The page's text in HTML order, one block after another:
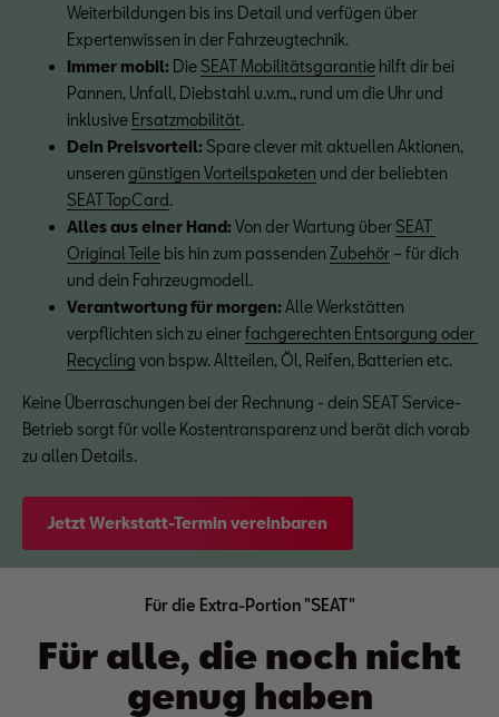
Weiterbildungen bis ins Detail und verfügen über
Expertenwissen in der Fahrzeugtechnik.
Immer mobil: Die SEAT Mobilitätsgarantie hilft dir bei
Pannen, Unfall, Diebstahl u.v.m., rund um die Uhr und
inklusive Ersatzmobilität.
Dein Preisvorteil: Spare clever mit aktuellen Aktionen,
unseren günstigen Vorteilspaketen
SEAT TopCard.
Alles aus einer Hand: Von der Wartung über SEAT
Original Teile bis hin zum passenden Zubehör – für dich
und dein Fahrzeugmodell.
Verantwortung für morgen: Alle Werkstätten
verpflichten sich zu einer fachgerechten Entsorgung oder
Recycling von bspw. Altteilen, Öl, Reifen, Batterien etc.
Keine Überraschungen bei der Rechnung - dein SEAT Service-
Betrieb sorgt für volle Kostentransparenz und berät dich vorab
zu allen Details.
Jetzt Werkstatt-Termin vereinbaren
Für die Extra-Portion "SEAT"
Für alle, die noch nicht
genug haben